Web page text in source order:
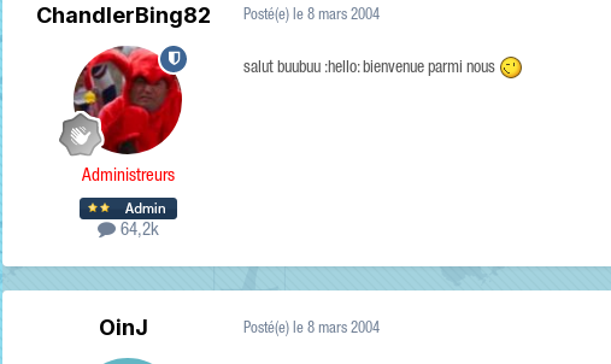
ChandlerBing82
Administreurs
64,2k
Posté(e) le 8 mars 2004
salut buubuu :hello: bienvenue parmi nous
OinJ Posté(e) le 8 mars 2004